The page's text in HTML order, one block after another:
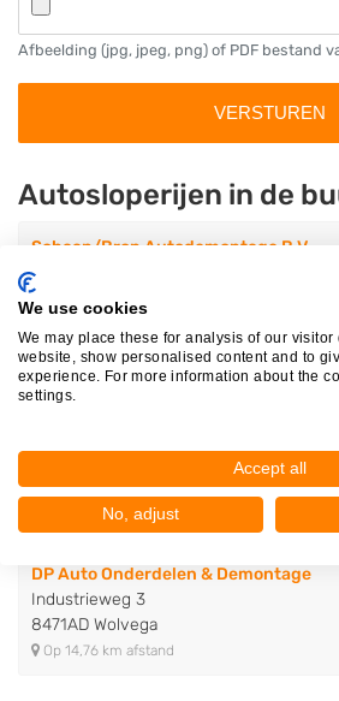
Afbeelding (jpg, jpeg, png) of PDF bestand
Autosloperijen in de
Schaap/Bron Autodemontage B.V.
Firmawei 6
8501XL Joure
Op 2,45 km afstand
DP Auto Onderdelen & Demontage
Industrieweg 3
8471AD Wolvega
Op 14,76 km afstand
We use cookies
We may place these for analysis of our visitor
website, show personalised content and to
experience. For more information about the
settings.
Accept all
No, adjust